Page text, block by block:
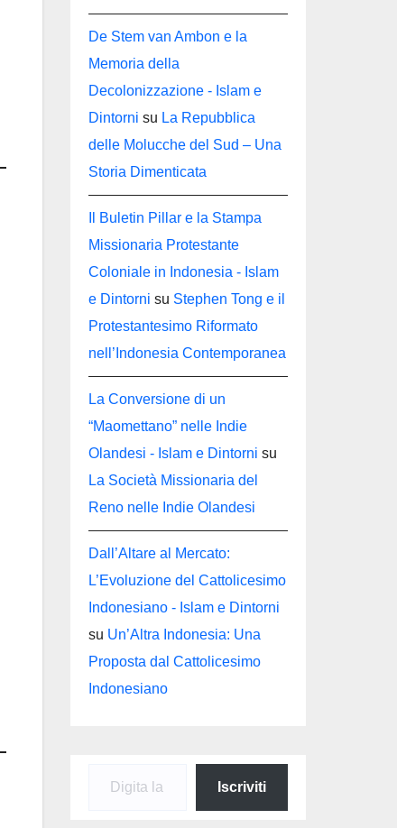
De Stem van Ambon e la
Memoria della
Decolonizzazione - Islam e
Dintorni su La Repubblica
delle Molucche del Sud – Una
Storia Dimenticata
Il Buletin Pillar e la Stampa
Missionaria Protestante
Coloniale in Indonesia - Islam
e Dintorni su Stephen Tong e il
Protestantesimo Riformato
nell’Indonesia Contemporanea
La Conversione di un
“Maomettano” nelle Indie
Olandesi - Islam e Dintorni su
La Società Missionaria del
Reno nelle Indie Olandesi
Dall’Altare al Mercato:
L’Evoluzione del Cattolicesimo
Indonesiano - Islam e Dintorni
su Un’Altra Indonesia: Una
Proposta dal Cattolicesimo
Indonesiano
Iscriviti